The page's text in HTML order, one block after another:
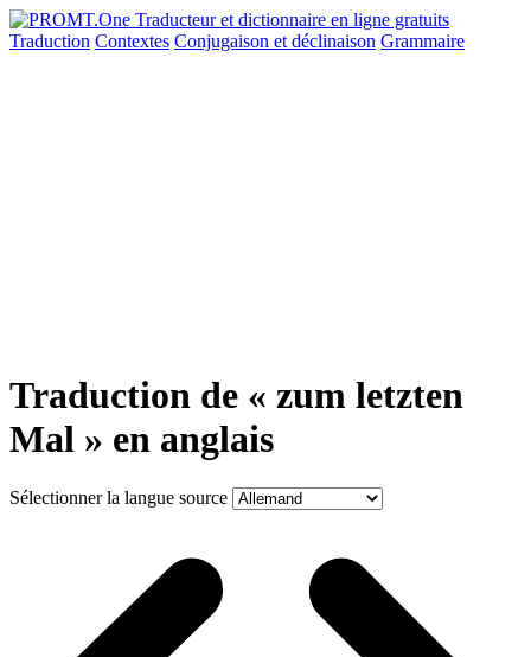
Traduction Contextes Conjugaison et déclinaison Grammaire
Traduction de « zum letzten
Mal » en anglais
Sélectionner la langue source